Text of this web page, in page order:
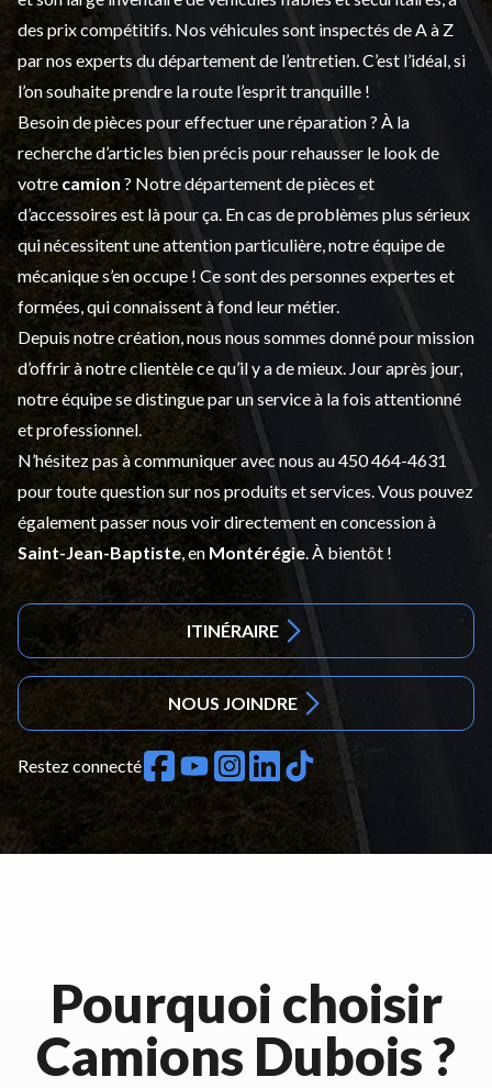
des prix compétitifs. Nos véhicules sont inspectés de A à Z
par nos experts du département de l’entretien . C’est l’idéal, si
l’on souhaite prendre la route l’esprit tranquille !
Besoin de pièces pour effectuer une réparation ? À la
recherche d’articles bien précis pour rehausser le look de
votre camion ? Notre département depièces et
d’accessoiresest là pour ça. En cas de problèmes plus sérieux
qui nécessitent une attention particulière, notre équipe de
mécanique s’en occupe ! Ce sont des personnes expertes et
formées, qui connaissent à fond leur métier.
Depuis notre création, nous nous sommes donné pour mission
d’offrir à notre clientèle ce qu’il y a de mieux. Jour après jour,
notre équipe se distingue par un service à la fois attentionné
et professionnel.
N’hésitez pas à communiquer avec nous au450 464-4631
pour toute question sur nos produits et services. Vous pouvez
également passer nous voir directement en concession à
Saint-Jean-Baptiste , en Montérégie . À bientôt !
ITINÉRAIRE
NOUS JOINDRE
Restez connecté
Pourquoi choisir
Camions Dubois ?